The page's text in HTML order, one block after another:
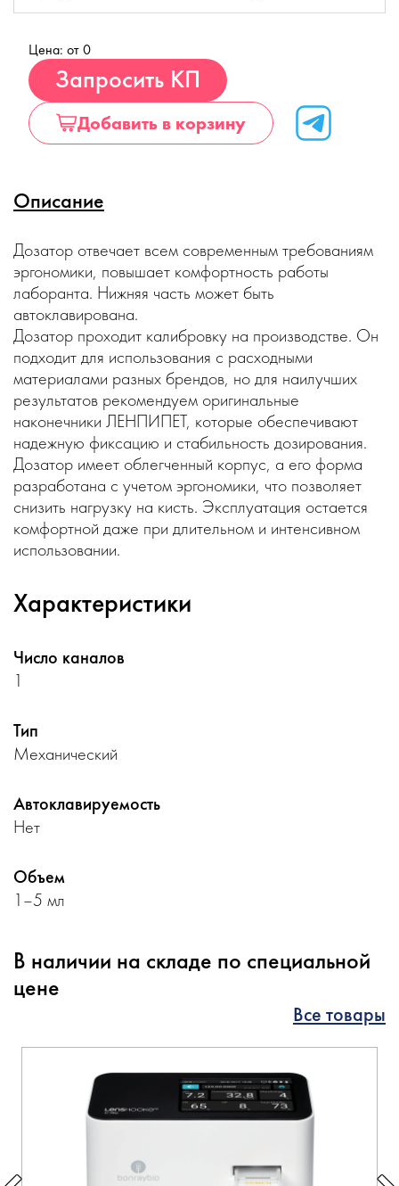
Цена: от 0
Запросить КП
Добавить в корзину
Описание
Дозатор отвечает всем современным требованиям
эргономики, повышает комфортность работы
лаборанта. Нижняя часть может быть
автоклавирована.
Дозатор проходит калибровку на производстве. Он
подходит для использования с расходными
материалами разных брендов, но для наилучших
результатов рекомендуем оригинальные
наконечники ЛЕНПИПЕТ, которые обеспечивают
надежную фиксацию и стабильность дозирования.
Дозатор имеет облегченный корпус, а его форма
разработана с учетом эргономики, что позволяет
снизить нагрузку на кисть. Эксплуатация остается
комфортной даже при длительном и интенсивном
использовании.
Характеристики
Число каналов
1
Тип
Механический
Автоклавируемость
Нет
Объем
1–5 мл
В наличии на складе по специальной
цене
Все товары